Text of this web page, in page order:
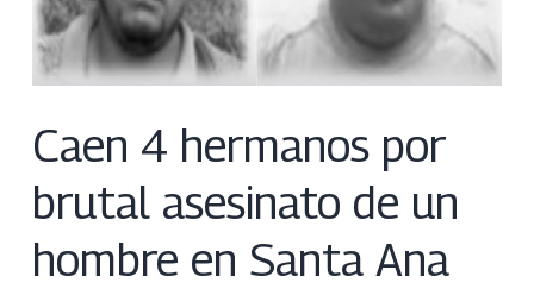
Caen 4 hermanos por
brutal asesinato de un
hombre en Santa Ana